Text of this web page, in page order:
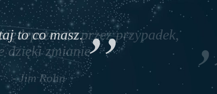
masz.
staje się lepsze nie przez przypadek,
ale dzięki zmianie
- Jim Rohn